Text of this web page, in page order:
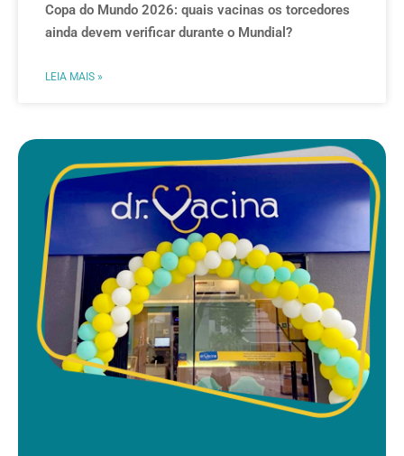
Copa do Mundo 2026: quais vacinas os torcedores
ainda devem verificar durante o Mundial?
LEIA MAIS »